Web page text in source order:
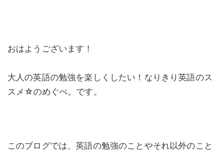
おはようございます！
大人の英語の勉強を楽しくしたい！なりきり英語のス
スメ☆のめぐぺ。です。
このブログでは、英語の勉強のことやそれ以外のこと